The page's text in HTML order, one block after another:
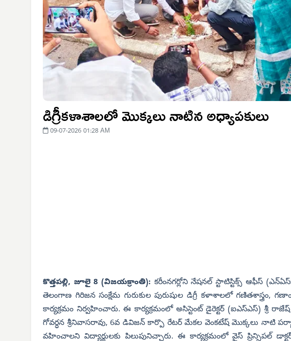
డిగ్రీకళాశాలలో మొక్కలు నాటిన అధ్యాపకులు
09-07-2026 01:28 AM
కొత్తపల్లి, జూలై 8 (విజయక్రాంతి): కరీంనగర్లోని నేషనల్ స్టాటిస్టిక్స్ ఆఫీస్
తెలంగాణ గిరిజన సంక్షేమ గురుకుల పురుషుల డిగ్రీ కళాశాలలో గణితశాస్త్రం,
కార్యక్రమం నిర్వహించారు. ఈ కార్యక్రమంలో అసిస్టెంట్ డైరెక్టర్ (ఐఎస్‌ఎస్) శ్రీ
గోవర్ధన శ్రీనివాసరావు, 6వ డివిజన్ కార్పొ రేటర్ మేకల వెంకటేష్ మొక్కలు నాటి
వహించాలని విద్యార్థులకు పిలుపునిచ్చారు. ఈ కార్యక్రమంలో వైస్ ప్రిన్సిపల్